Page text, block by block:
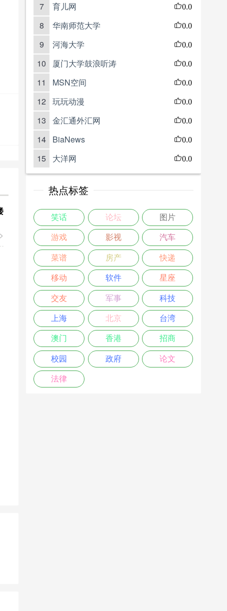
7 育儿网 0.0
8 华南师范大学 0.0
9 河海大学 0.0
10 厦门大学鼓浪听涛 0.0
11 MSN空间 0.0
12 玩玩动漫 0.0
13 金汇通外汇网 0.0
14 BiaNews 0.0
15 大洋网 0.0
热点标签
笑话 论坛 图片
游戏 影视 汽车
菜谱 房产 快递
移动 软件 星座
交友 军事 科技
上海 北京 台湾
澳门 香港 招商
校园 政府 论文
法律